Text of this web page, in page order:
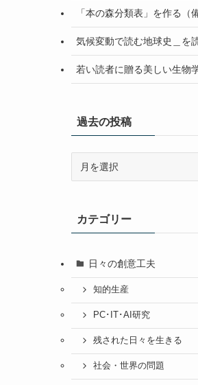
「本の森分類表」を作る（
気候変動で読む地球史＿を
若い読者に贈る美しい生物
過去の投稿
稿カテゴリー
日々の創意工夫
知的生産
PC･IT･AI研究
残された日々を生きる
社会・世界の問題